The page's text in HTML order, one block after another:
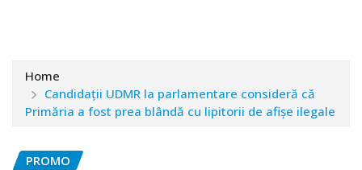
Home
Candidații UDMR la parlamentare consideră că
Primăria a fost prea blândă cu lipitorii de afișe ilegale
PROMO